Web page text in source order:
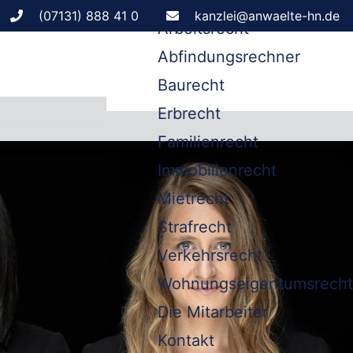
(07131) 888 41 0 kanzlei@anwaelte-hn.de
Arbeitsrecht
Abfindungsrechner
Baurecht
Erbrecht
Familienrecht
Immobilienrecht
Mietrecht
Strafrecht
Verkehrsrecht
Wohnungseigentumsrecht
Die Mitarbeiter
Kontakt